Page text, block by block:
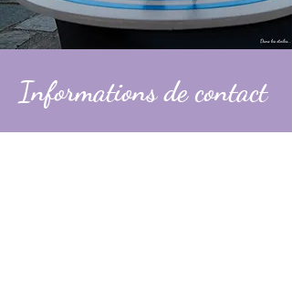
Informations de contact